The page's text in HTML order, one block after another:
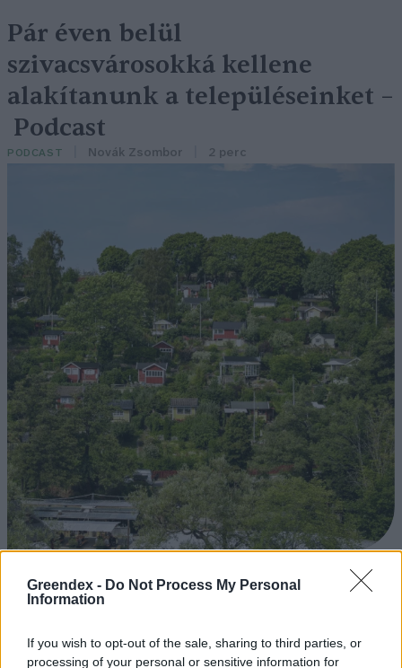
Greendex - Do Not Process My Personal
Information
If you wish to opt-out of the sale, sharing to third parties, or
processing of your personal or sensitive information for
Pár éven belül
szivacsvárosokká kellene
alakítanunk a településeinket –
Podcast
PODCAST Novák Zsombor 2 perc
Szöllősi Gáborral, a Gardenfutura ügyvezetőjével beszélgettünk.
Történelmi aszály sújtja Nagy-
Britanniát is